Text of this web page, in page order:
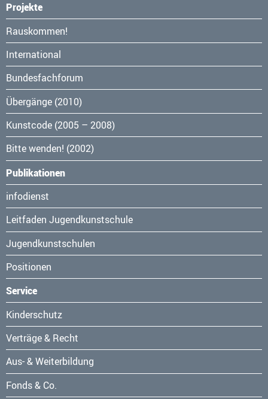
Projekte
Navigation
überspringen
Rauskommen!
International
Bundesfachforum
Übergänge (2010)
Kunstcode (2005 – 2008)
Bitte wenden! (2002)
Publikationen
Navigation
überspringen
infodienst
Leitfaden Jugendkunstschule
Jugendkunstschulen
Positionen
Service
Navigation
überspringen
Kinderschutz
Verträge & Recht
Aus- & Weiterbildung
Fonds & Co.